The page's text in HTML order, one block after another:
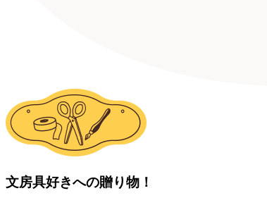
文房具好きへの贈り物！